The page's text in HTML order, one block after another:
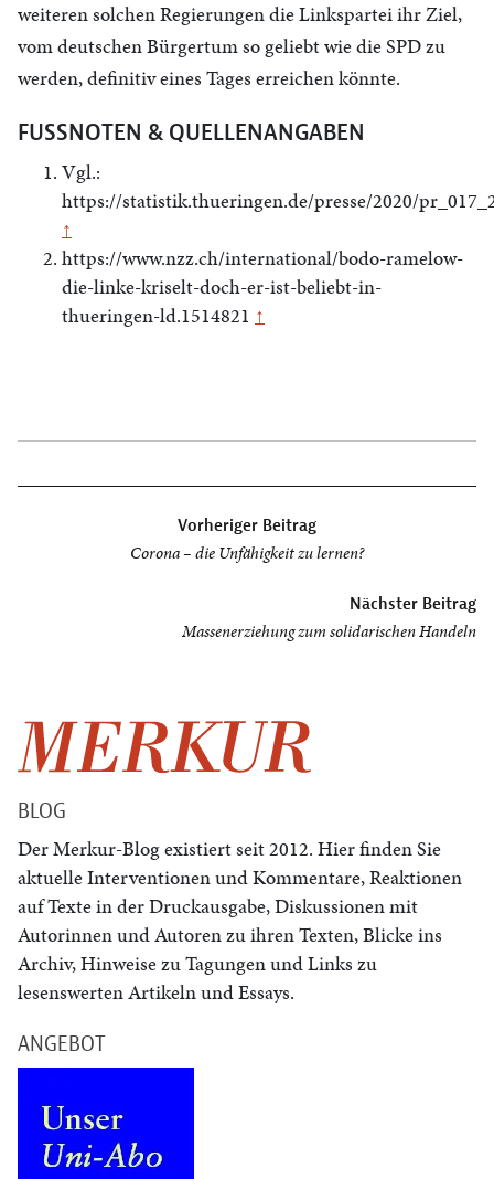
weiteren solchen Regierungen die Linkspartei ihr Ziel,
vom deutschen Bürgertum so geliebt wie die SPD zu
werden, definitiv eines Tages erreichen könnte.
FUSSNOTEN & QUELLENANGABEN
Vgl.:
https://statistik.thueringen.de/presse/2020/
↑
https://www.nzz.ch/international/bodo-ramelow-
die-linke-kriselt-doch-er-ist-beliebt-in-
thueringen-ld.1514821 ↑
Vorheriger Beitrag
Corona – die Unfähigkeit zu lernen?
Nächster Beitrag
Massenerziehung zum solidarischen Handeln
BLOG
Der Merkur-Blog existiert seit 2012. Hier finden Sie
aktuelle Interventionen und Kommentare, Reaktionen
auf Texte in der Druckausgabe, Diskussionen mit
Autorinnen und Autoren zu ihren Texten, Blicke ins
Archiv, Hinweise zu Tagungen und Links zu
lesenswerten Artikeln und Essays.
ANGEBOT